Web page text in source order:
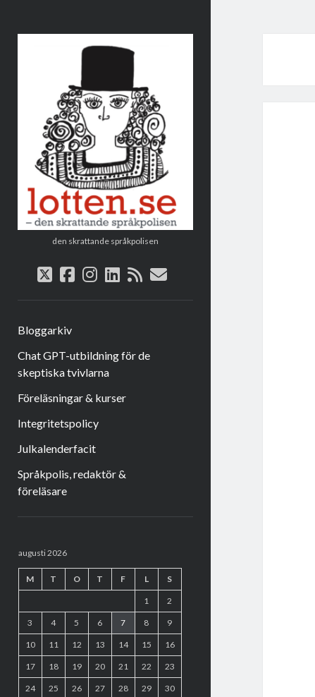
den skrattande språkpolisen
twitter
facebook
instagram
linkedin
rsse-
Bloggarkiv
Chat GPT-utbildning för de
skeptiska tvivlarna
Föreläsningar & kurser
Integritetspolicy
Julkalenderfacit
Språkpolis, redaktör &
föreläsare
augusti 2026
M T O T F L S
1 2
3 4 5 6 7 8 9
10 11 12 13 14 15 16
17 18 19 20 21 22 23
24 25 26 27 28 29 30